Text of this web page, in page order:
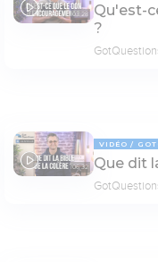
03:28
Qu'est-
?
06:32
VIDÉO
Que dit